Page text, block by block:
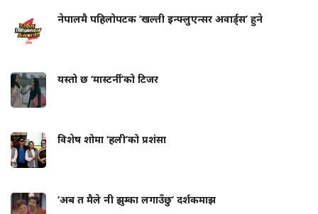
नेपालमै पहिलोपटक ‘खल्ती इन्फ्लुएन्सर अवार्ड्स’ हुने
यस्तो छ ‘मास्टर्नी’को टिजर
विशेष शोमा ‘हली’को प्रशंसा
‘अब त मैले नी झुम्का लगाउँछु’ दर्शकमाझ